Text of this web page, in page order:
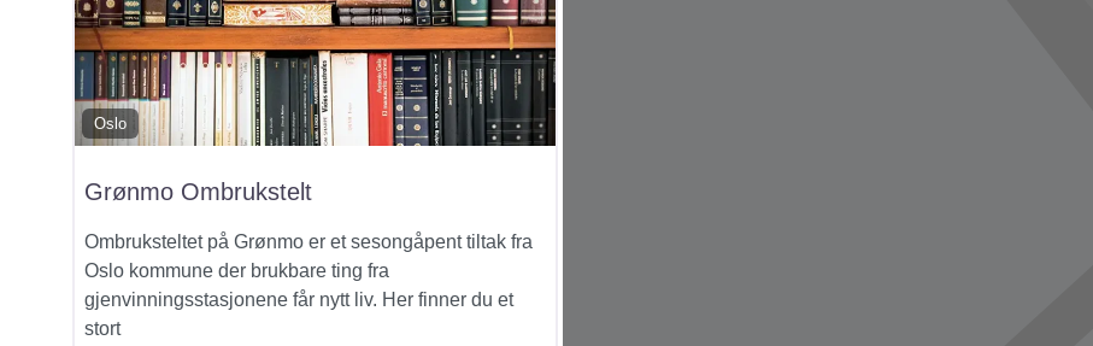
Oslo
Grønmo Ombrukstelt
Ombruksteltet på Grønmo er et sesongåpent tiltak fra
Oslo kommune der brukbare ting fra
gjenvinningsstasjonene får nytt liv. Her finner du et
stort